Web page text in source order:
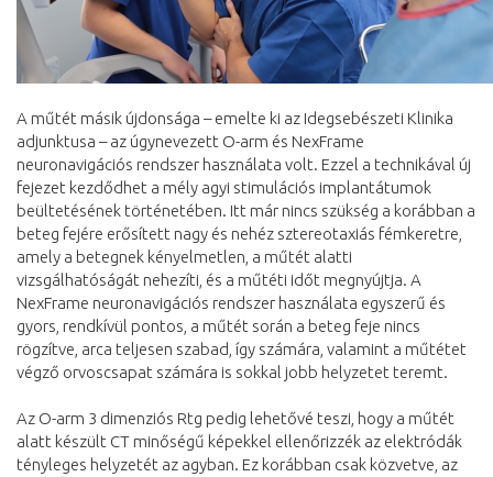
A műtét másik újdonsága – emelte ki az Idegsebészeti Klinika
adjunktusa – az úgynevezett O-arm és NexFrame
neuronavigációs rendszer használata volt. Ezzel a technikával új
fejezet kezdődhet a mély agyi stimulációs implantátumok
beültetésének történetében. Itt már nincs szükség a korábban a
beteg fejére erősített nagy és nehéz sztereotaxiás fémkeretre,
amely a betegnek kényelmetlen, a műtét alatti
vizsgálhatóságát nehezíti, és a műtéti időt megnyújtja. A
NexFrame neuronavigációs rendszer használata egyszerű és
gyors, rendkívül pontos, a műtét során a beteg feje nincs
rögzítve, arca teljesen szabad, így számára, valamint a műtétet
végző orvoscsapat számára is sokkal jobb helyzetet teremt.
Az O-arm 3 dimenziós Rtg pedig lehetővé teszi, hogy a műtét
alatt készült CT minőségű képekkel ellenőrizzék az elektródák
tényleges helyzetét az agyban. Ez korábban csak közvetve, az